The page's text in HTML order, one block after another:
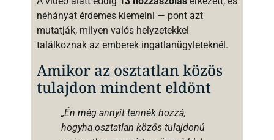
néhányat érdemes kiemelni — pont azt
mutatják, milyen valós helyzetekkel
találkoznak az emberek ingatlanügyleteknél.
Amikor az osztatlan közös
tulajdon mindent eldönt
„Én még annyit tennék hozzá,
hogyha osztatlan közös tulajdonú